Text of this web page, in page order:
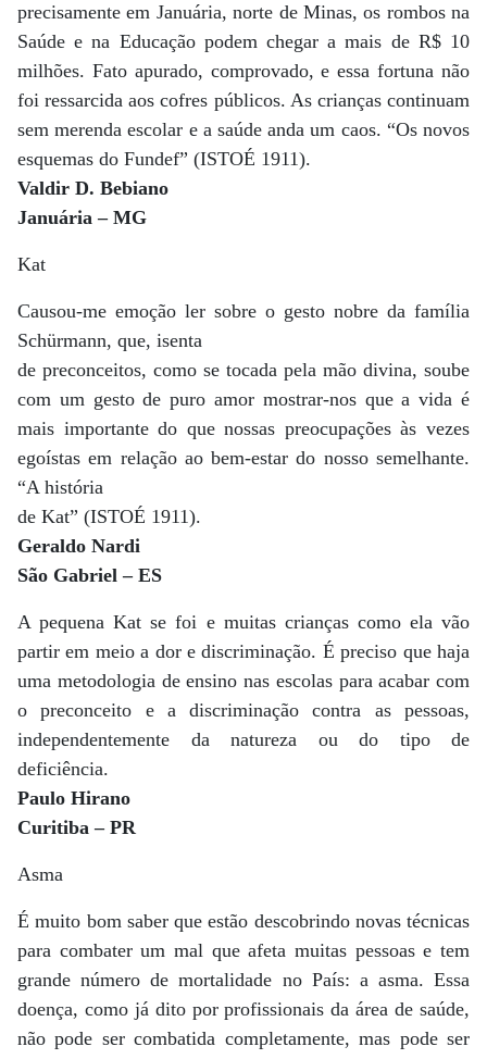
precisamente em Januária, norte de Minas, os rombos na
Saúde e na Educação podem chegar a mais de R$ 10
milhões. Fato apurado, comprovado, e essa fortuna não
foi ressarcida aos cofres públicos. As crianças continuam
sem merenda escolar e a saúde anda um caos. “Os novos
esquemas do Fundef” (ISTOÉ 1911).
Valdir D. Bebiano
Januária – MG
Kat
Causou-me emoção ler sobre o gesto nobre da família
Schürmann, que, isenta
de preconceitos, como se tocada pela mão divina, soube
com um gesto de puro amor mostrar-nos que a vida é
mais importante do que nossas preocupações às vezes
egoístas em relação ao bem-estar do nosso semelhante.
“A história
de Kat” (ISTOÉ 1911).
Geraldo Nardi
São Gabriel – ES
A pequena Kat se foi e muitas crianças como ela vão
partir em meio a dor e discriminação. É preciso que haja
uma metodologia de ensino nas escolas para acabar com
o preconceito e a discriminação contra as pessoas,
independentemente da natureza ou do tipo de
deficiência.
Paulo Hirano
Curitiba – PR
Asma
É muito bom saber que estão descobrindo novas técnicas
para combater um mal que afeta muitas pessoas e tem
grande número de mortalidade no País: a asma. Essa
doença, como já dito por profissionais da área de saúde,
não pode ser combatida completamente, mas pode ser